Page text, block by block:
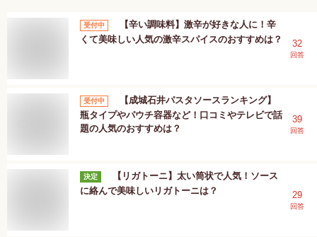
受付中
【辛い調味料】激辛が好きな人に！辛
くて美味しい人気の激辛スパイスのおすすめは？
32
回答
受付中
【成城石井パスタソースランキング】
瓶タイプやパウチ容器など！口コミやテレビで話
題の人気のおすすめは？
39
回答
決定
【リガトーニ】太い筒状で人気！ソース
に絡んで美味しいリガトーニは？
29
回答